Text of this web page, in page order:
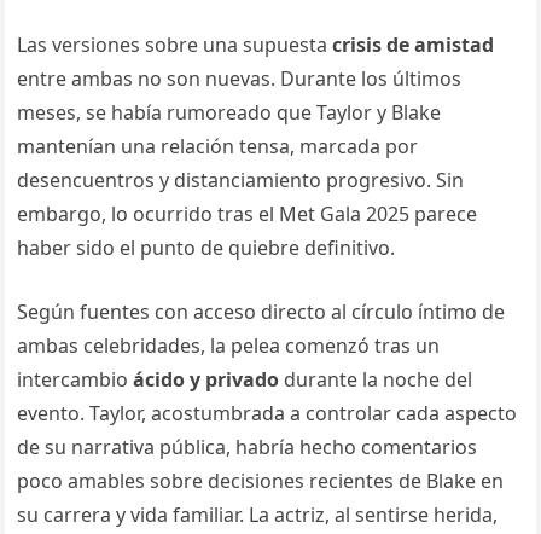
Las versiones sobre una supuestacrisis de amistad
entre ambas no son nuevas. Durante los últimos
meses, se había rumoreado que Taylor y Blake
mantenían una relación tensa, marcada por
desencuentros y distanciamiento progresivo. Sin
embargo, lo ocurrido tras el Met Gala 2025 parece
haber sido el punto de quiebre definitivo.
Según fuentes con acceso directo al círculo íntimo de
ambas celebridades, la pelea comenzó tras un
intercambioácido y privado durante la noche del
evento. Taylor, acostumbrada a controlar cada aspecto
de su narrativa pública, habría hecho comentarios
poco amables sobre decisiones recientes de Blake en
su carrera y vida familiar. La actriz, al sentirse herida,